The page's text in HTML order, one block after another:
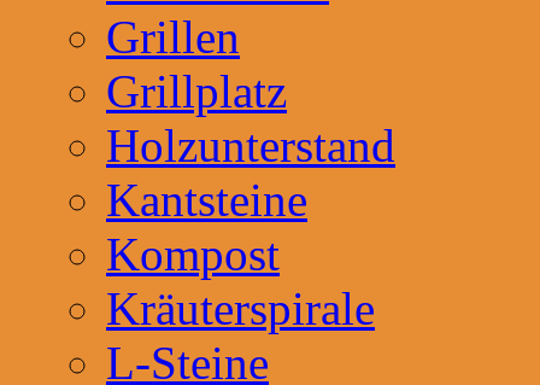
Grillen
Grillplatz
Holzunterstand
Kantsteine
Kompost
Kräuterspirale
L-Steine